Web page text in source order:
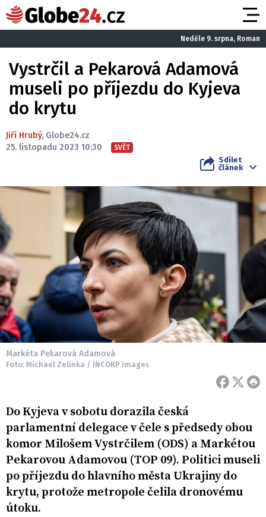
Neděle 9. srpna, Roman
Vystrčil a Pekarová Adamová
museli po příjezdu do Kyjeva
do krytu
Jiří Hrubý, Globe24.cz
25. listopadu 2023 10:30
SVĚT
Sdílet
článek
Markéta Pekarová Adamová
Foto: Michael Zelinka / INCORP images
Do Kyjeva v sobotu dorazila česká
parlamentní delegace v čele s předsedy obou
komor Milošem Vystrčilem (ODS) a Markétou
Pekarovou Adamovou (TOP 09). Politici museli
po příjezdu do hlavního města Ukrajiny do
krytu, protože metropole čelila dronovému
útoku.